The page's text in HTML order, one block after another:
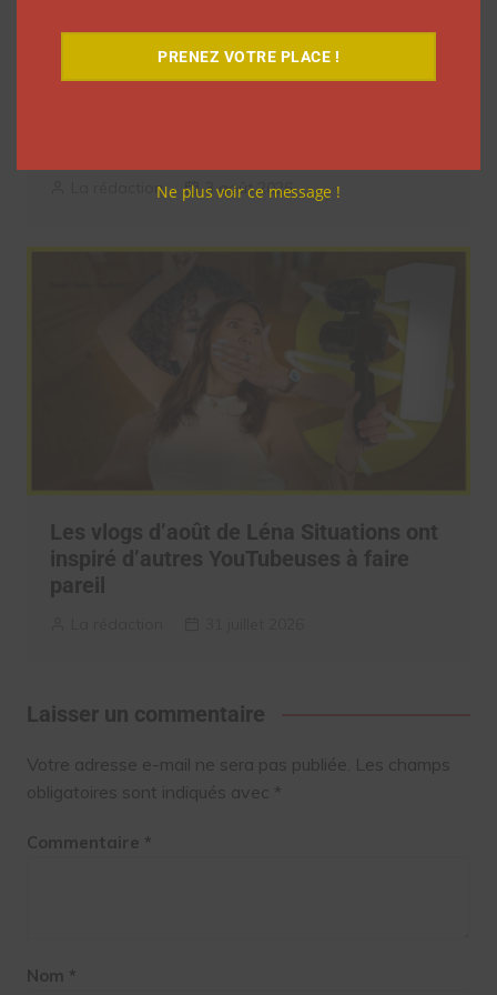
La rédaction 3 août 2026
Les vlogs d’août de Léna Situations ont
inspiré d’autres YouTubeuses à faire
pareil
Laisser un commentaire
Votre adresse e-mail ne sera pas publiée. Les champs
obligatoires sont indiqués avec *
Commentaire *
Nom *
PRENEZ VOTRE PLACE !
Ne plus voir ce message !